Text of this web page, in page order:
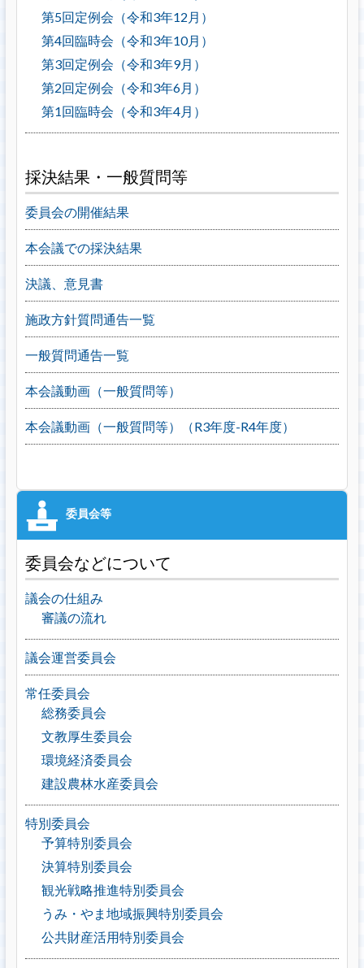
第5回定例会（令和3年12月）
第4回臨時会（令和3年10月）
第3回定例会（令和3年9月）
第2回定例会（令和3年6月）
第1回臨時会（令和3年4月）
採決結果・一般質問等
委員会の開催結果
本会議での採決結果
決議、意見書
施政方針質問通告一覧
一般質問通告一覧
本会議動画（一般質問等）
本会議動画（一般質問等）（R3年度-R4年度）
委員会などについて
議会の仕組み
審議の流れ
議会運営委員会
常任委員会
総務委員会
文教厚生委員会
環境経済委員会
建設農林水産委員会
特別委員会
予算特別委員会
決算特別委員会
観光戦略推進特別委員会
うみ・やま地域振興特別委員会
公共財産活用特別委員会